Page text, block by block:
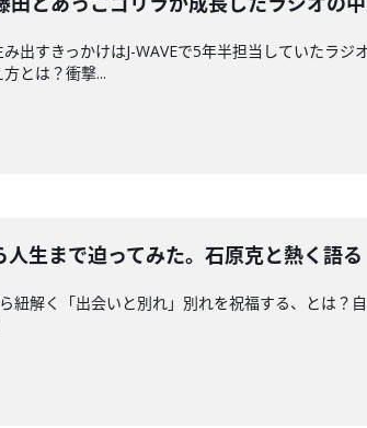
出すきっかけはJ-WAVEで5年半担当していたラ
とは？衝撃...
生まで迫ってみた。石原克と熱く語る
紐解く「出会いと別れ」別れを祝福する、とは